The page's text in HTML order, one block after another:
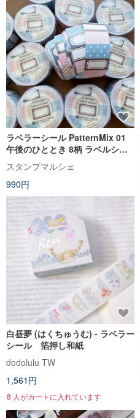
ラベラーシール PatternMix 01
午後のひととき 8柄 ラベルシー
ル ロールシール ブルー ブラウン
ネイビー ピンク lm-01
スタンプマルシェ
990円
白昼夢 (はくちゅうむ) - ラベラー
シール 箔押し和紙
dodolulu TW
1,561円
8 人がカートに入れています